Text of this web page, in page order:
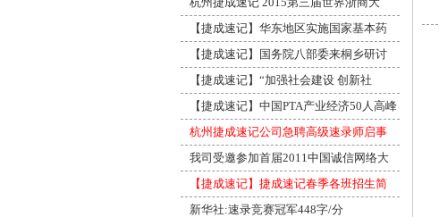
【捷成速记】华东地区实施国家基本药
【捷成速记】国务院八部委来桐乡研讨
【捷成速记】“加强社会建设 创新社
【捷成速记】中国PTA产业经济50人高峰
杭州捷成速记公司急聘高级速录师启事
我司受邀参加首届2011中国诚信网络大
【捷成速记】捷成速记春季各班招生简
新华社:速录竞赛冠军448字/分